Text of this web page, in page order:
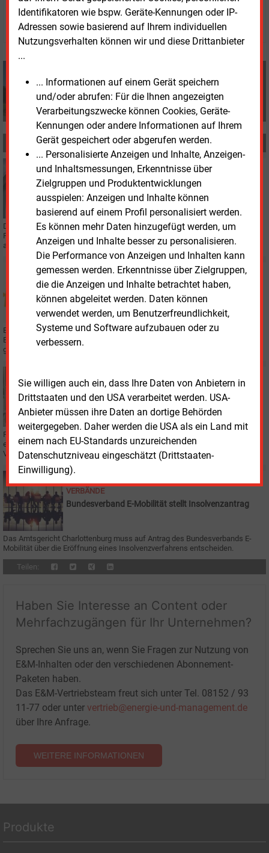
Identifikatoren wie bspw. Geräte-Kennungen oder IP-
Adressen sowie basierend auf Ihrem individuellen
Nutzungsverhalten können wir und diese Drittanbieter
...
... Informationen auf einem Gerät speichern
und/oder abrufen: Für die Ihnen angezeigten
Verarbeitungszwecke können Cookies, Geräte-
Kennungen oder andere Informationen auf Ihrem
Gerät gespeichert oder abgerufen werden.
... Personalisierte Anzeigen und Inhalte, Anzeigen-
und Inhaltsmessungen, Erkenntnisse über
Zielgruppen und Produktentwicklungen
ausspielen: Anzeigen und Inhalte können
basierend auf einem Profil personalisiert werden.
Es können mehr Daten hinzugefügt werden, um
Anzeigen und Inhalte besser zu personalisieren.
Die Performance von Anzeigen und Inhalten kann
gemessen werden. Erkenntnisse über Zielgruppen,
die die Anzeigen und Inhalte betrachtet haben,
können abgeleitet werden. Daten können
verwendet werden, um Benutzerfreundlichkeit,
Systeme und Software aufzubauen oder zu
verbessern.
Sie willigen auch ein, dass Ihre Daten von Anbietern in
Drittstaaten und den USA verarbeitet werden. USA-
Anbieter müssen ihre Daten an dortige Behörden
weitergegeben. Daher werden die USA als ein Land mit
einem nach EU-Standards unzureichenden
Datenschutzniveau eingeschätzt (Drittstaaten-
Einwilligung).
© 2026 Energie & Management GmbH
+49 (0) 8152 9311 0
info@energie-und-management.de
MEHR ZUM THEMA
Mittwoch, 24.09.2025, 17:37
UNTERNEHMEN
Genehmigungen für Northvolt-Übernahme erteilt
Die Übernahme des insolventen Batterieherstellers Northvolt durch die US-
Firma Lyten ist genehmigt. Schon nächsten Monat soll die Transaktion
abgeschlossen sein.
Donnerstag, 7.08.2025, 17:11
WIRTSCHAFT
Lyten will Northvolt übernehmen
Ein Unternehmen aus dem Silicon Valley will den insolventen
Batteriehesteller Northvolt übernehmen. Das macht Hoffnung für die
geplante Batteriefabrik in Norddeutschland.
ELEKTROFAHRZEUGE
Europaweites sattes Plus bei E-Auto-
Neuzulassungen
Fast 870.000 batterieelektrische Pkw rollten in der Europäischen Union im
ersten Halbjahr neu auf die Straßen. In zwei Mitgliedsstaaten sanken die
Verkaufszahlen.
VERBÄNDE
Bundesverband E-Mobilität stellt Insolvenzantrag
Das Amtsgericht Charlottenburg muss auf Antrag des Bundesverbands E-
Mobilität über die Eröffnung eines Insolvenzverfahrens entscheiden.
Teilen:
Haben Sie Interesse an Content oder
Mehrfachzugängen für Ihr Unternehmen?
Sprechen Sie uns an, wenn Sie Fragen zur Nutzung von
E&M-Inhalten oder den verschiedenen Abonnement-
Paketen haben.
Das E&M-Vertriebsteam freut sich unter Tel. 08152 / 93
11-77 oder unter vertrieb@energie-und-management.de
über Ihre Anfrage.
WEITERE INFORMATIONEN
Produkte